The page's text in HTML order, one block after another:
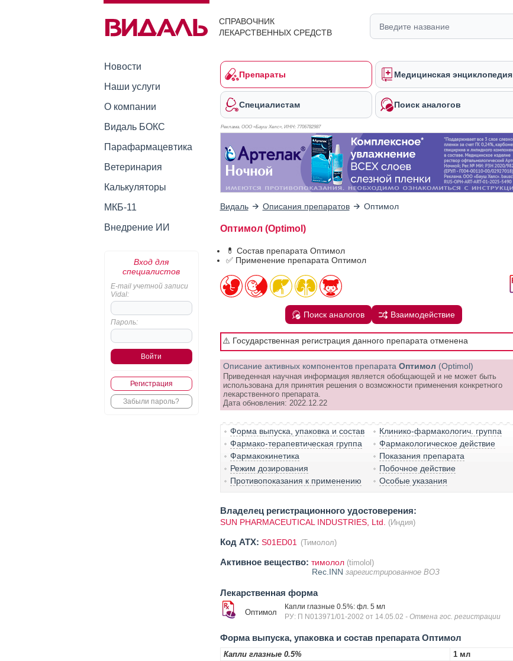
СПРАВОЧНИК
ЛЕКАРСТВЕННЫХ СРЕДСТВ
Новости
Наши услуги
О компании
Видаль БОКС
Парафармацевтика
Ветеринария
Калькуляторы
МКБ-11
Внедрение ИИ
Вход для
специалистов
E-mail учетной записи
Vidal:
Пароль:
Регистрация
Забыли пароль?
Препараты Медицинская энциклопедия
Специалистам Поиск аналогов
Реклама. ООО «Бауш Хелс», ИНН: 7706782987
Видаль Описания препаратов Оптимол
Оптимол (Optimol)
💊 Состав препарата Оптимол
✅ Применение препарата Оптимол
Поиск аналогов Взаимодействие
⚠️ Государственная регистрация данного препарата отменена
Описание активных компонентов препарата Оптимол (Optimol)
Приведенная научная информация является обобщающей и не может быть
использована для принятия решения о возможности применения конкретного
лекарственного препарата.
Дата обновления: 2022.12.22
Форма выпуска, упаковка и состав
Клинико-фармакологич. группа
Фармако-терапевтическая группа
Фармакологическое действие
Фармакокинетика
Показания препарата
Режим дозирования
Побочное действие
Противопоказания к применению
Особые указания
Владелец регистрационного удостоверения:
SUN PHARMACEUTICAL INDUSTRIES, Ltd. (Индия)
Код ATX: S01ED01 (Тимолол)
Активное вещество: тимолол (timolol)
Rec.INN зарегистрированное ВОЗ
Лекарственная форма
Оптимол
Капли глазные 0.5%: фл. 5 мл
РУ: П N013971/01-2002 от 14.05.02 - Отмена гос. регистрации
Форма выпуска, упаковка и состав препарата Оптимол
Капли глазные 0.5%
1 мл